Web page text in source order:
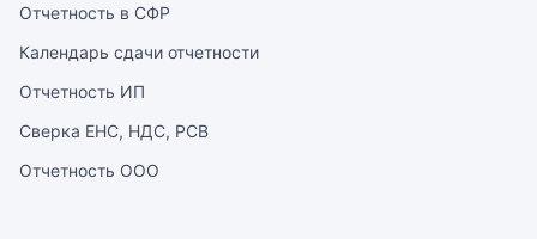
Отчетность в СФР
Календарь сдачи отчетности
Отчетность ИП
Сверка ЕНС, НДС, РСВ
Отчетность ООО